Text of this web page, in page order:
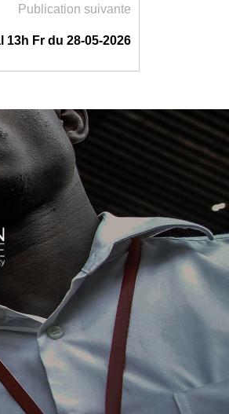
Publication suivante
13h Fr du 28-05-2026